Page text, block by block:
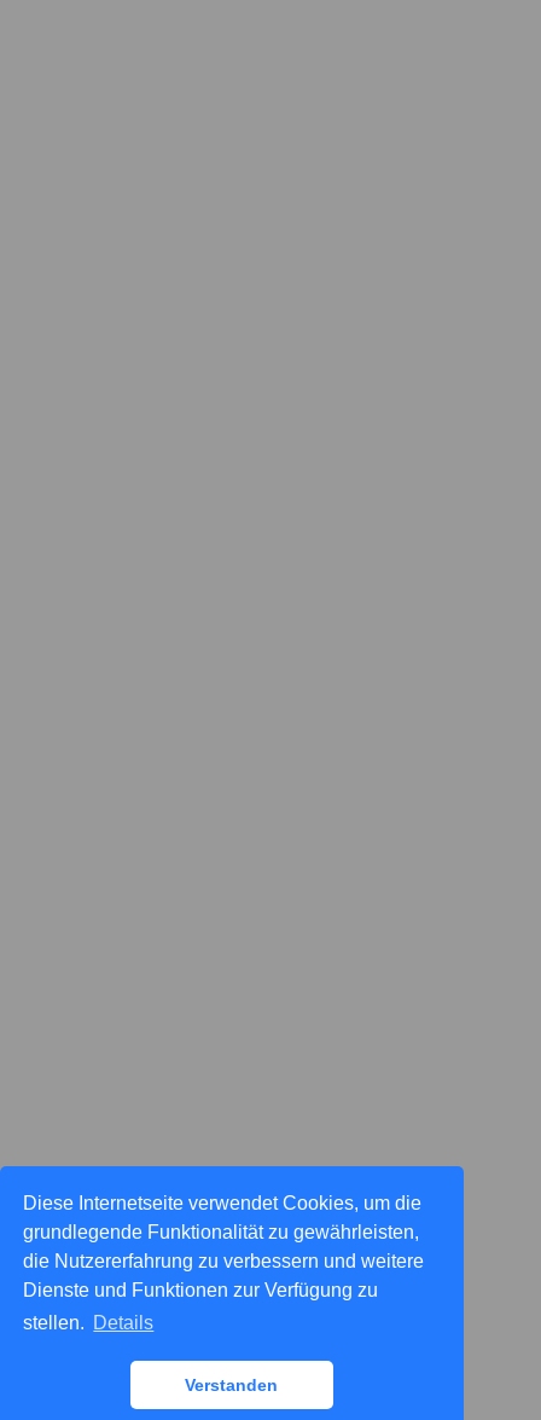
Diese Internetseite verwendet Cookies, um die
grundlegende Funktionalität zu gewährleisten,
die Nutzererfahrung zu verbessern und weitere
Dienste und Funktionen zur Verfügung zu
stellen. Details
Verstanden